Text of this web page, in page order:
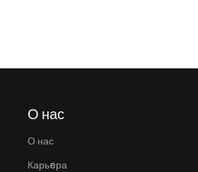
О нас
О нас
Карьeра